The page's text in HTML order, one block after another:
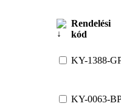
Rendelési
kód
KY-1388-
KY-0063-